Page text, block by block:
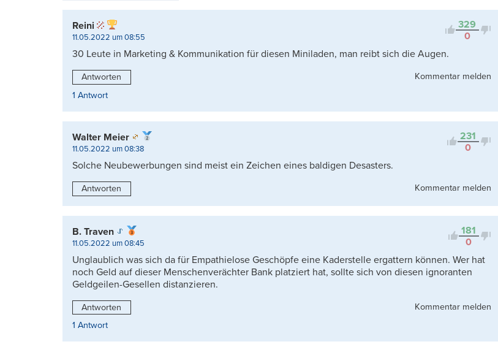
Kontrovers
329
0
Reini
11.05.2022 um 08:55
30 Leute in Marketing & Kommunikation für diesen Miniladen, man reibt sich die Augen.
Antworten
Kommentar melden
1 Antwort
231
0
Walter Meier
11.05.2022 um 08:38
Solche Neubewerbungen sind meist ein Zeichen eines baldigen Desasters.
Antworten Kommentar melden
181
0
B. Traven
11.05.2022 um 08:45
Unglaublich was sich da für Empathielose Geschöpfe eine Kaderstelle ergattern können. Wer hat
noch Geld auf dieser Menschenverächter Bank platziert hat, sollte sich von diesen ignoranten
Geldgeilen-Gesellen distanzieren.
Antworten
Kommentar melden
1 Antwort